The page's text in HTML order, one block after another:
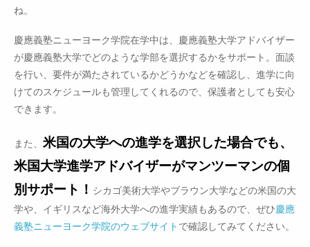
ね。
慶應義塾ニューヨーク学院在学中は、慶應義塾大学アドバイザー
が慶應義塾大学でどのような学部を選択するかをサポート。面談
を行い、要件が満たされているかどうかなどを確認し、進学に向
けてのスケジュールも管理してくれるので、保護者としても安心
できます。
また、 米国の大学への進学を選択した場合でも、
米国大学進学アドバイザーがマンツーマンの個
別サポート！ シカゴ美術大学やブラウン大学などの米国の大
学や、イギリスなど海外大学への進学実績もあるので、ぜひ慶應
義塾ニューヨーク学院のウェブサイト で確認してみてください。